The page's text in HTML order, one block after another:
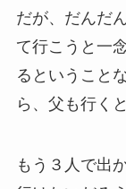
だが、だんだ
て行こうと一
るということ
ら、父も行く
もう３人で出